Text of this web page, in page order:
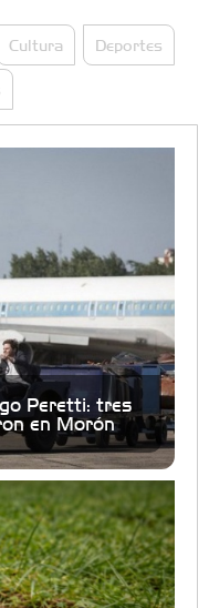
Cultura Deportes
Peretti: tres
en Morón